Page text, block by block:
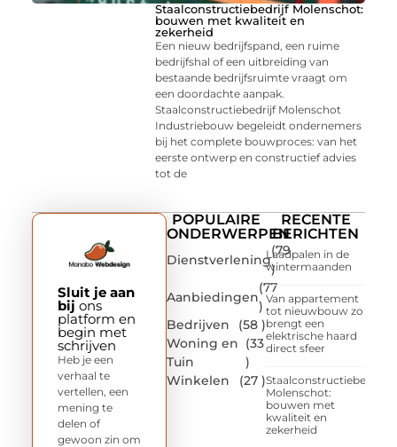
Staalconstructiebedrijf Molenschot:
bouwen met kwaliteit en
zekerheid
Een nieuw bedrijfspand, een ruime
bedrijfshal of een uitbreiding van
bestaande bedrijfsruimte vraagt om
een doordachte aanpak.
Staalconstructiebedrijf Molenschot
Industriebouw begeleidt ondernemers
bij het complete bouwproces: van het
eerste ontwerp en constructief advies
tot de
POPULAIRE
ONDERWERPEN
Dienstverlening
(79
)
Aanbiedingen
(77
)
Bedrijven
(58 )
Woning en
Tuin
(33
)
Winkelen
(27 )
RECENTE
BERICHTEN
Laadpalen in de
wintermaanden
Van appartement
tot nieuwbouw zo
brengt een
elektrische haard
direct sfeer
Staalconstructiebedrijf
Molenschot:
bouwen met
kwaliteit en
zekerheid
Sluit je aan
bij ons
platform en
begin met
schrijven
Heb je een
verhaal te
vertellen, een
mening te
delen of
gewoon zin om